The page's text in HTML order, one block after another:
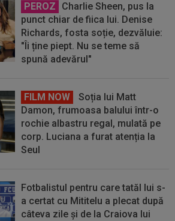
PEROZ
Charlie Sheen, pus la
punct chiar de fiica lui. Denise
Richards, fosta soție, dezvăluie:
"Îi ține piept. Nu se teme să
spună adevărul"
FILM NOW
Soția lui Matt
Damon, frumoasa balului într-o
rochie albastru regal, mulată pe
corp. Luciana a furat atenția la
Seul
Fotbalistul pentru care tatăl lui s-
a certat cu Mititelu a plecat după
câteva zile și de la Craiova lui